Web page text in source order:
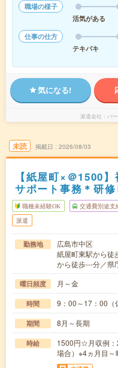
職場の様子
活気がある
仕事の仕方
テキパキ
気になる!
派遣会社 パ
未読 掲載日 2026/08/03
【紙屋町×＠1500
サポート事務＊研
職種未経験OK 交通費別途支
派遣
勤務地
広島市中区
紙屋町東駅から徒
から徒歩---分／県
曜日頻度 月～金
時間 9：00～17：00（
期間 8月～長期
時給
1500円☆月収例
場合）※4ヵ月目～